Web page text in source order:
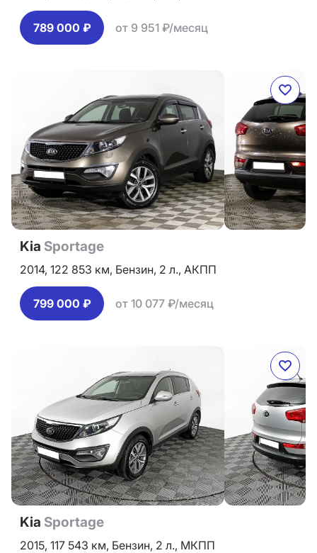
789 000 ₽ от 9 951 ₽/месяц
Kia Sportage
2014, 122 853 км, Бензин, 2 л., АКПП
799 000 ₽ от 10 077 ₽/месяц
Kia Sportage
2015, 117 543 км, Бензин, 2 л., МКПП